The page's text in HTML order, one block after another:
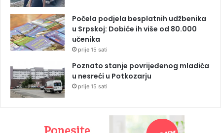
Počela podjela besplatnih udžbenika
u Srpskoj: Dobiće ih više od 80.000
učenika
prije 15 sati
Poznato stanje povrijeđenog mladića
u nesreći u Potkozarju
prije 15 sati